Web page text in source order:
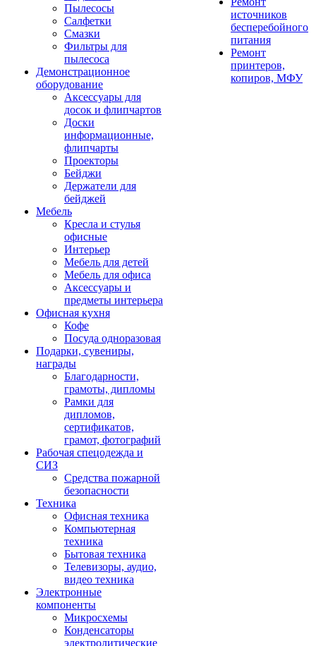
Пылесосы
Салфетки
Смазки
Фильтры для
пылесоса
Демонстрационное
оборудование
Аксессуары для
досок и флипчартов
Доски
информационные,
флипчарты
Проекторы
Бейджи
Держатели для
бейджей
Мебель
Кресла и стулья
офисные
Интерьер
Мебель для детей
Мебель для офиса
Аксессуары и
предметы интерьера
Офисная кухня
Кофе
Посуда одноразовая
Подарки, сувениры,
награды
Благодарности,
грамоты, дипломы
Рамки для
дипломов,
сертификатов,
грамот, фотографий
Рабочая спецодежда и
СИЗ
Средства пожарной
безопасности
Техника
Офисная техника
Компьютерная
техника
Бытовая техника
Телевизоры, аудио,
видео техника
Электронные
компоненты
Микросхемы
Конденсаторы
электролитические
источников
бесперебойного
питания
Ремонт
принтеров,
копиров, МФУ